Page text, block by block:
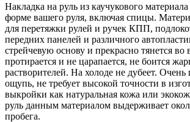
Накладка на руль из каучукового
форме вашего руля, включая спицы.
для перетяжки рулей и ручек КПП,
передних панелей и различного
стрейчевую основу и прекрасно тянется во
протирается и не царапается, не боится
растворителей. На холоде не дубеет.
ощупь, не требует высокой точности в
выкройки как натуральная кожа или
руль данным материалом выдерживает
пробега.